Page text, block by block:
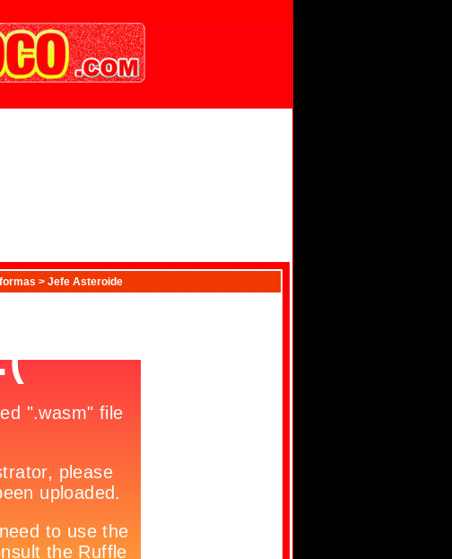
> Jefe Asteroide